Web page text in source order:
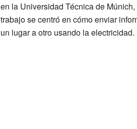
en la Universidad Técnica de
trabajo se centró en cómo enviar
un lugar a otro usando la electricidad.